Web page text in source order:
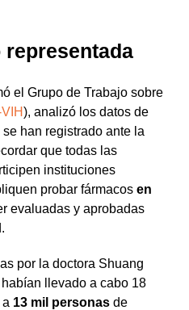
el Grupo de Trabajo sobre
), analizó los datos de
se han registrado ante la
que todas las
instituciones
probar fármacos en
evaluadas y aprobadas
por la doctora Shuang
llevado a cabo 18
13 mil personas de